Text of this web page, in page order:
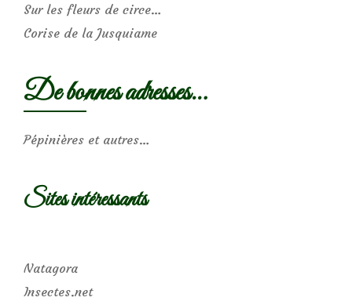
Sur les fleurs de circe…
Corise de la Jusquiame
De bonnes adresses…
Pépinières et autres…
Sites intéressants
Natagora
Insectes.net